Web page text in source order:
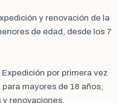
y renovación de la
de edad, desde los 7
Expedición por primera vez
mayores de 18 años,
renovaciones.